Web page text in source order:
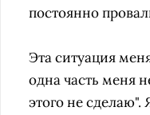
постоянно
Эта ситуация
одна часть меня
этого не